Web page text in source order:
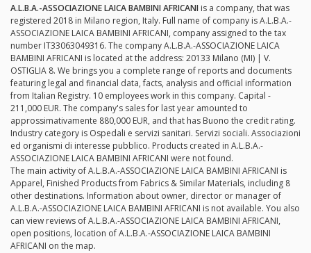
A.L.B.A.-ASSOCIAZIONE LAICA BAMBINI AFRICANI is a company, that was
registered 2018 in Milano region, Italy. Full name of company is A.L.B.A.-
ASSOCIAZIONE LAICA BAMBINI AFRICANI, company assigned to the tax
number IT33063049316. The company A.L.B.A.-ASSOCIAZIONE LAICA
BAMBINI AFRICANI is located at the address: 20133 Milano (MI) | V.
OSTIGLIA 8. We brings you a complete range of reports and documents
featuring legal and financial data, facts, analysis and official information
from Italian Registry. 10 employees work in this company. Capital -
211,000 EUR. The company's sales for last year amounted to
approssimativamente 880,000 EUR, and that has Buono the credit rating.
Industry category is Ospedali e servizi sanitari. Servizi sociali. Associazioni
ed organismi di interesse pubblico. Products created in A.L.B.A.-
ASSOCIAZIONE LAICA BAMBINI AFRICANI were not found.
The main activity of A.L.B.A.-ASSOCIAZIONE LAICA BAMBINI AFRICANI is
Apparel, Finished Products from Fabrics & Similar Materials, including 8
other destinations. Information about owner, director or manager of
A.L.B.A.-ASSOCIAZIONE LAICA BAMBINI AFRICANI is not available. You also
can view reviews of A.L.B.A.-ASSOCIAZIONE LAICA BAMBINI AFRICANI,
open positions, location of A.L.B.A.-ASSOCIAZIONE LAICA BAMBINI
AFRICANI on the map.